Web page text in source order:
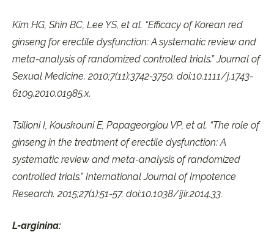
Kim HG, Shin BC, Lee YS, et al. “Efficacy of Korean red
ginseng for erectile dysfunction: A systematic review and
meta-analysis of randomized controlled trials.” Journal of
Sexual Medicine. 2010;7(11):3742-3750. doi:10.1111/j.1743-
6109.2010.01985.x.
Tsilioni I, Kouskouni E, Papageorgiou VP, et al. “The role of
ginseng in the treatment oferectile dysfunction: A
systematic review and meta-analysis of randomized
controlled trials.” International Journal of Impotence
Research. 2015;27(1):51-57. doi:10.1038/ijir.2014.33.
L-arginina: